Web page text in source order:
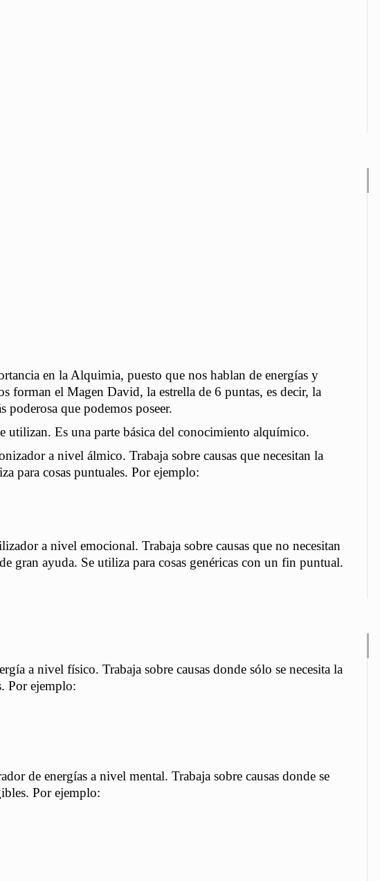
en la Alquimia, puesto que nos hablan de energías y
forman el Magen David, la estrella de 6 puntas, es decir, la
poderosa que podemos poseer.
utilizan. Es una parte básica del conocimiento alquímico.
a nivel álmico. Trabaja sobre causas que necesitan la
para cosas puntuales. Por ejemplo:
a nivel emocional. Trabaja sobre causas que no necesitan
gran ayuda. Se utiliza para cosas genéricas con un fin puntual.
a nivel físico. Trabaja sobre causas donde sólo se necesita la
Por ejemplo:
de energías a nivel mental. Trabaja sobre causas donde se
Por ejemplo: